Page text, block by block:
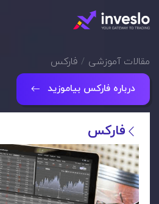
مقالات آموزشی فارکس
درباره فارکس بیاموزید
فارکس